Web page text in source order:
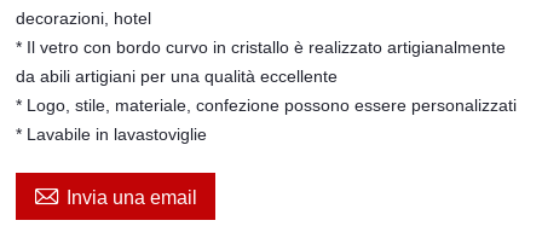
decorazioni, hotel
* Il vetro con bordo curvo in cristallo è realizzato artigianalmente
da abili artigiani per una qualità eccellente
* Logo, stile, materiale, confezione possono essere personalizzati
* Lavabile in lavastoviglie
 Invia una email